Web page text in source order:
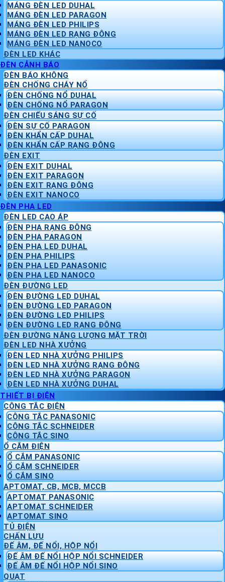
MÁNG ĐÈN LED DUHAL
MÁNG ĐÈN LED PARAGON
MÁNG ĐÈN LED PHILIPS
MÁNG ĐÈN LED RẠNG ĐÔNG
MÁNG ĐÈN LED NANOCO
ĐÈN LED KHÁC
ĐÈN CẢNH BÁO
ĐÈN BÁO KHÔNG
ĐÈN CHỐNG CHÁY NỔ
ĐÈN CHỐNG NỔ DUHAL
ĐÈN CHỐNG NỔ PARAGON
ĐÈN CHIẾU SÁNG SỰ CỐ
ĐÈN SỰ CỐ PARAGON
ĐÈN KHẨN CẤP DUHAL
ĐÈN KHẨN CẤP RẠNG ĐÔNG
ĐÈN EXIT
ĐÈN EXIT DUHAL
ĐÈN EXIT PARAGON
ĐÈN EXIT RẠNG ĐÔNG
ĐÈN EXIT NANOCO
ĐÈN PHA LED
ĐÈN LED CAO ÁP
ĐÈN PHA RẠNG ĐÔNG
ĐÈN PHA PARAGON
ĐÈN PHA LED DUHAL
ĐÈN PHA PHILIPS
ĐÈN PHA LED PANASONIC
ĐÈN PHA LED NANOCO
ĐÈN ĐƯỜNG LED
ĐÈN ĐƯỜNG LED DUHAL
ĐÈN ĐƯỜNG LED PARAGON
ĐÈN ĐƯỜNG LED PHILIPS
ĐÈN ĐƯỜNG LED RẠNG ĐÔNG
ĐÈN ĐƯỜNG NĂNG LƯỢNG MẶT TRỜI
ĐÈN LED NHÀ XƯỞNG
ĐÈN LED NHÀ XƯỞNG PHILIPS
ĐÈN LED NHÀ XƯỞNG RẠNG ĐÔNG
ĐÈN LED NHÀ XƯỞNG PARAGON
ĐÈN LED NHÀ XƯỞNG DUHAL
THIẾT BỊ ĐIỆN
CÔNG TẮC ĐIỆN
CÔNG TẮC PANASONIC
CÔNG TẮC SCHNEIDER
CÔNG TẮC SINO
Ổ CẮM ĐIỆN
Ổ CẮM PANASONIC
Ổ CẮM SCHNEIDER
Ổ CẮM SINO
APTOMAT, CB, MCB, MCCB
APTOMAT PANASONIC
APTOMAT SCHNEIDER
APTOMAT SINO
TỦ ĐIỆN
CHẤN LƯU
ĐẾ ÂM, ĐẾ NỔI, HỘP NỔI
ĐẾ ÂM ĐẾ NỔI HỘP NỔI SCHNEIDER
ĐẾ ÂM ĐẾ NỔI HỘP NỔI SINO
QUẠT